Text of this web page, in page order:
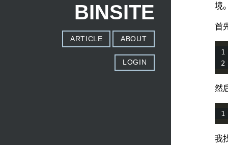
BINSITE
ARTICLE ABOUT
LOGIN
境
首
然
我